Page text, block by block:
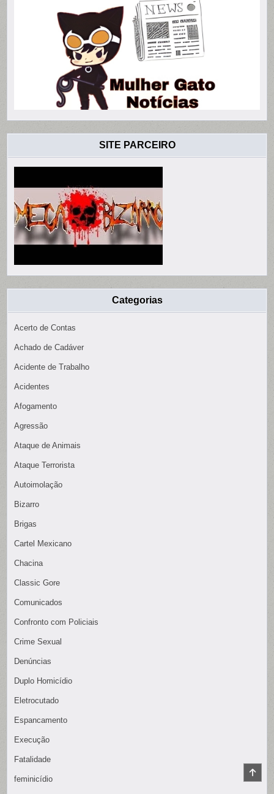
SITE PARCEIRO
Categorias
Acerto de Contas
Achado de Cadáver
Acidente de Trabalho
Acidentes
Afogamento
Agressão
Ataque de Animais
Ataque Terrorista
Autoimolação
Bizarro
Brigas
Cartel Mexicano
Chacina
Classic Gore
Comunicados
Confronto com Policiais
Crime Sexual
Denúncias
Duplo Homicídio
Eletrocutado
Espancamento
Execução
Fatalidade
feminicídio
TO